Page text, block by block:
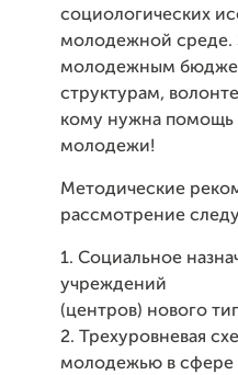
социологических
молодежной среде.
молодежным
структурам,
кому нужна помощь
молодежи!
Методические
рассмотрение
1. Социальное
учреждений
(центров) нового
2. Трехуровневая
молодежью в сфере